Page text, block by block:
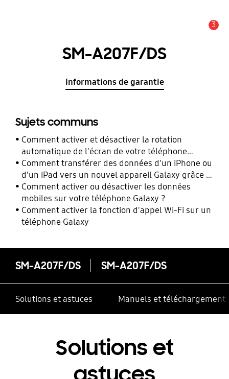
3
SM-A207F/DS
Informations de garantie
Sujets communs
Comment activer et désactiver la rotation
automatique de l'écran de votre téléphone
Galaxy ?
Comment transférer des données d'un iPhone ou
d'un iPad vers un nouvel appareil Galaxy grâce à
Smart Switch ?
Comment activer ou désactiver les données
mobiles sur votre téléphone Galaxy ?
Comment activer la fonction d'appel Wi-Fi sur un
téléphone Galaxy
SM-A207F/DS SM-A207F/DS
Solutions et astuces Manuels et téléchargements
Solutions et